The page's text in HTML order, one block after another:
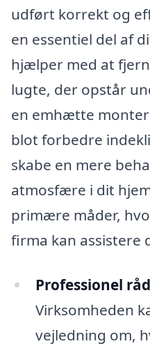
udført korrekt og
en essentiel del af
hjælper med at
lugte, der opstår
en emhætte
blot forbedre
skabe en mere
atmosfære i dit
primære måder,
firma kan assistere
Professionel
Virksomheden
vejledning om,